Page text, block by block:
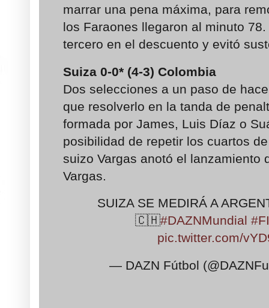
marrar una pena máxima, para
los Faraones llegaron al minuto
tercero en el descuento y evitó
Suiza 0-0* (4-3) Colombia
Dos selecciones a un paso de
que resolverlo en la tanda de
formada por James, Luis Díaz o
posibilidad de repetir los cuartos
suizo Vargas anotó el lanzamiento
Vargas.
SUIZA SE MEDIRÁ A
🇨🇭#DAZNMundial
pic.twitter.com/
— DAZN Fútbol